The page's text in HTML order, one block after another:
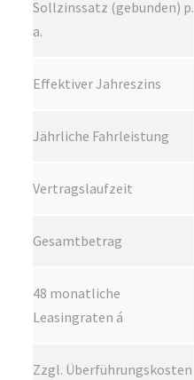
Sollzinssatz (gebunden) p.
a.
Effektiver Jahreszins
Jährliche Fahrleistung
Vertragslaufzeit
Gesamtbetrag
48 monatliche
Leasingraten á
Zzgl. Überführungskosten